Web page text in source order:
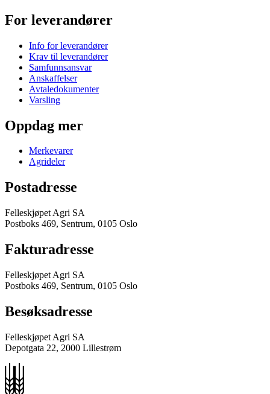
For leverandører
Info for leverandører
Krav til leverandører
Samfunnsansvar
Anskaffelser
Avtaledokumenter
Varsling
Oppdag mer
Merkevarer
Agrideler
Postadresse
Felleskjøpet Agri SA
Postboks 469, Sentrum, 0105 Oslo
Fakturadresse
Felleskjøpet Agri SA
Postboks 469, Sentrum, 0105 Oslo
Besøksadresse
Felleskjøpet Agri SA
Depotgata 22, 2000 Lillestrøm